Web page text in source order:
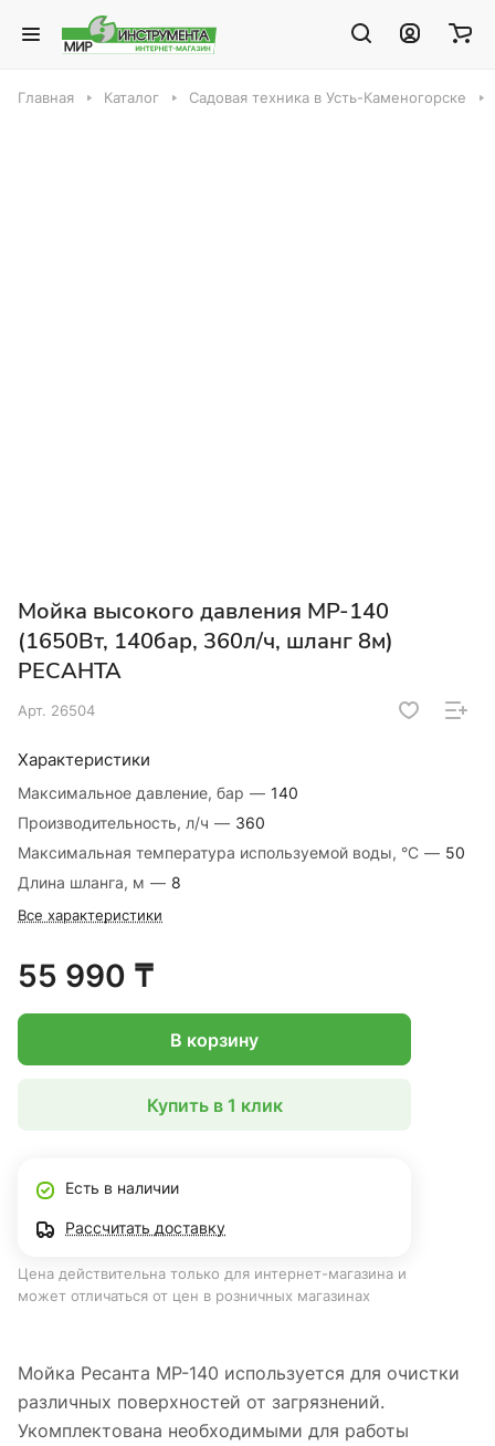
Главная Каталог Садовая техника в Усть-Каменогорске
Мойка высокого давления МР-140
(1650Вт, 140бар, 360л/ч, шланг 8м)
РЕСАНТА
Арт. 26504
Характеристики
Максимальное давление, бар — 140
Производительность, л/ч — 360
Максимальная температура используемой воды, °C — 50
Длина шланга, м — 8
Все характеристики
55 990 ₸
В корзину
Купить в 1 клик
Есть в наличии
Рассчитать доставку
Цена действительна только для интернет-магазина и
может отличаться от цен в розничных магазинах
Мойка Ресанта МР-140 используется для очистки
различных поверхностей от загрязнений.
Укомплектована необходимыми для работы